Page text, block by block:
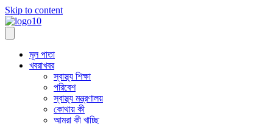
Skip to content
মূল পাতা
খবরাখবর
স্বাস্থ্য শিক্ষা
পরিবেশ
স্বাস্থ্য মন্ত্রণালয়
কোথায় কী
আমরা কী খাচ্ছি